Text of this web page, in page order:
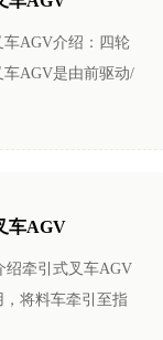
AGV介绍：四轮
AGV是由前驱动/
储式平衡重车更
车AGV
绍牵引式叉车AGV
将料车牵引至指
性牵引多台料车;*高